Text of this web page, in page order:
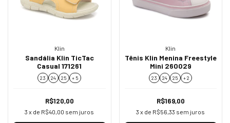
Klin
Sandália Klin TicTac
Casual 171261
23 24 25 + 5
R$120,00
3 x de R$40,00 sem juros
Klin
Tênis Klin Menina Freestyle
Mini 260029
23 24 25 + 2
R$169,00
3 x de R$56,33 sem juros